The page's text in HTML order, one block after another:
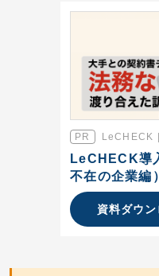
LeCHECK
LeCHECK導
不在の企業編）
資料ダウ